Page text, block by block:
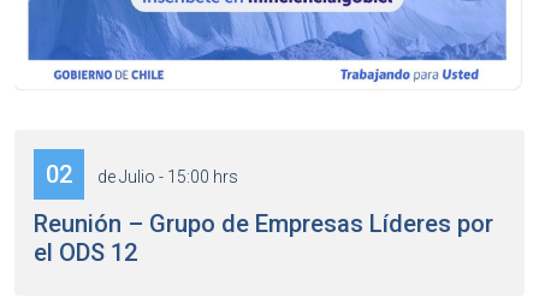
02 de Julio - 15:00 hrs
Reunión – Grupo de Empresas Líderes por
el ODS 12